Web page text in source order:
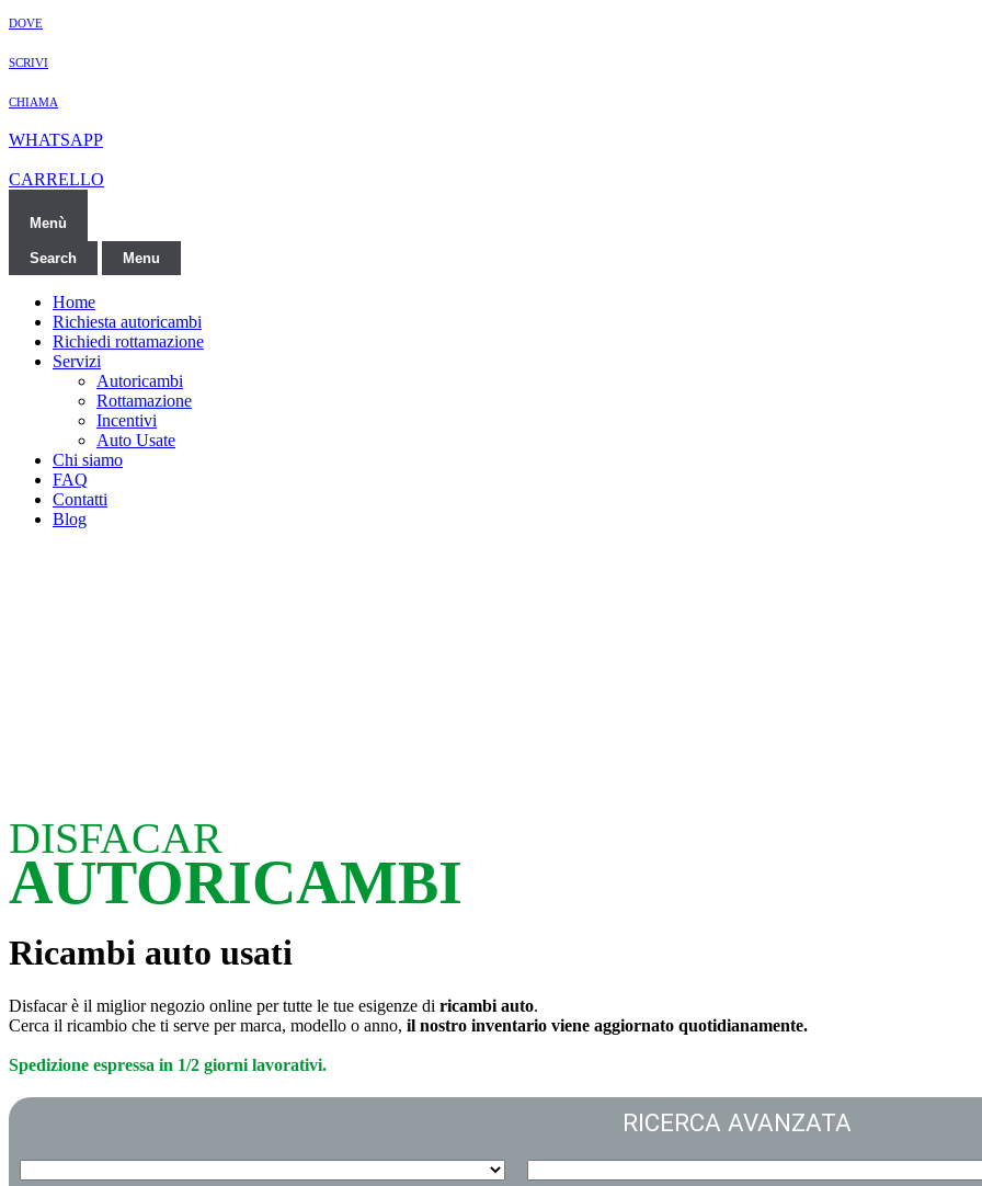
DOVE
SCRIVI
CHIAMA
WHATSAPP
CARRELLO
Menù
Search Menu
Home
Richiesta autoricambi
Richiedi rottamazione
Servizi
Autoricambi
Rottamazione
Incentivi
Auto Usate
Chi siamo
FAQ
Contatti
Blog
DISFACAR
AUTORICAMBI
Ricambi auto usati
Disfacar è il miglior negozio online per tutte le tue esigenze di ricambi auto.
Cerca il ricambio che ti serve per marca, modello o anno, il nostro inventario viene aggiornato quotidianamente.
Spedizione espressa in 1/2 giorni lavorativi.
RICERCA AVANZATA